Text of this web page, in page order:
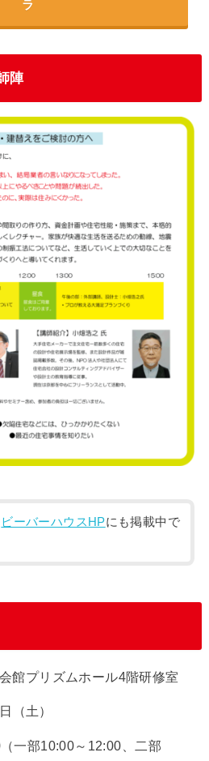
ラ
陣
ビーバーハウスHPにも掲載中で
館プリズムホール4階研修室
（土）
一部10:00～12:00、二部